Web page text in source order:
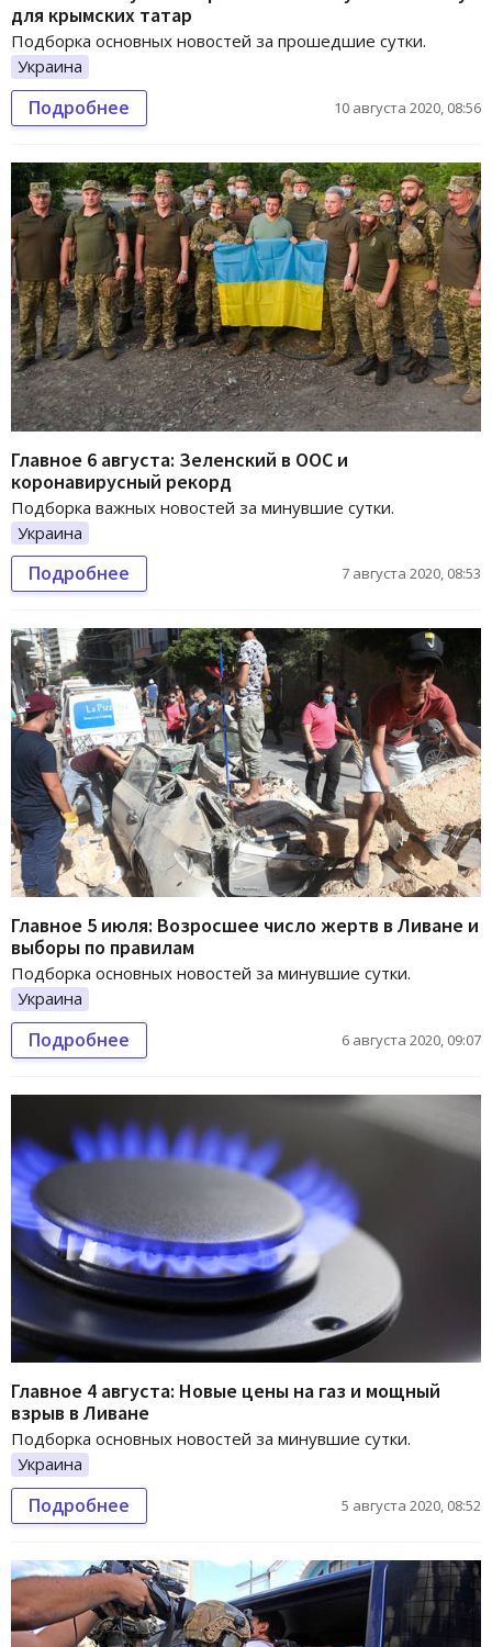
для крымских татар
Подборка основных новостей за прошедшие сутки.
Украина
Подробнее 10 августа 2020, 08:56
Главное 6 августа: Зеленский в ООС и
коронавирусный рекорд
Подборка важных новостей за минувшие сутки.
Украина
Подробнее 7 августа 2020, 08:53
Главное 5 июля: Возросшее число жертв в Ливане и
выборы по правилам
Подборка основных новостей за минувшие сутки.
Украина
Подробнее 6 августа 2020, 09:07
Главное 4 августа: Новые цены на газ и мощный
взрыв в Ливане
Подборка основных новостей за минувшие сутки.
Украина
Подробнее 5 августа 2020, 08:52